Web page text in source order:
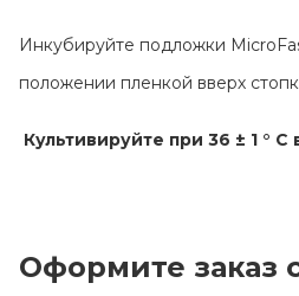
Инкубируйте подложки
положении пленкой вверх
Культивируйте при 36 ± 1 °
Оформите заказ